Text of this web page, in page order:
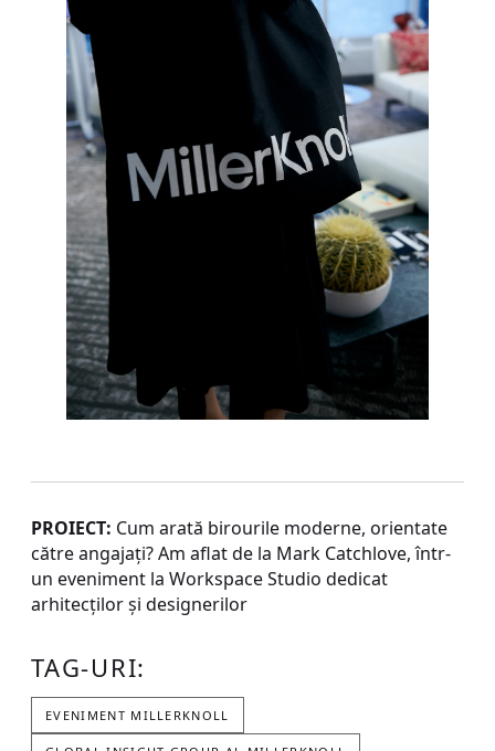
PROIECT: Cum arată birourile moderne, orientate
către angajați? Am aflat de la Mark Catchlove, într-
un eveniment la Workspace Studio dedicat
arhitecților și designerilor
TAG-URI:
EVENIMENT MILLERKNOLL